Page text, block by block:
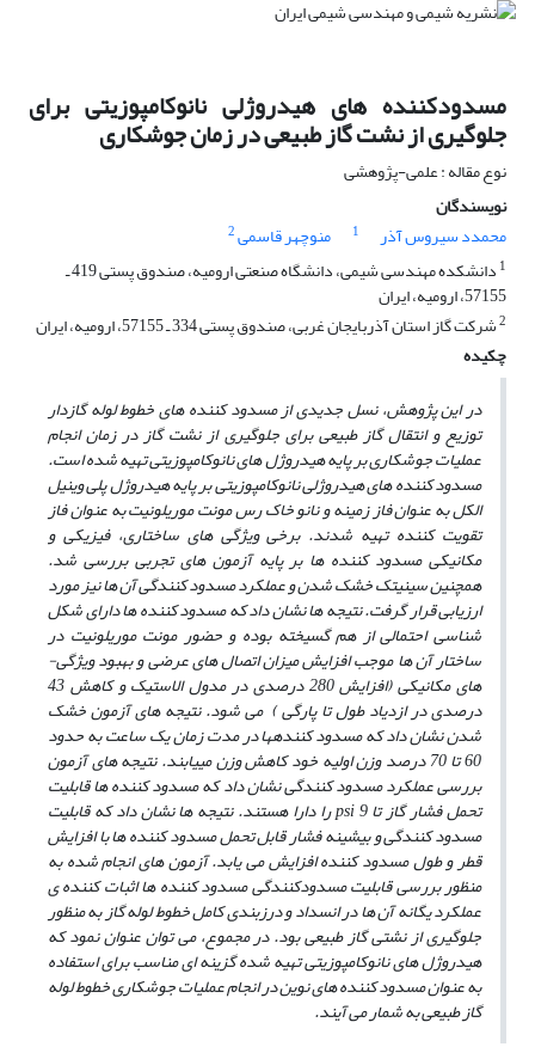
مسدودکننده های هیدروژلی نانوکامپوزیتی برای
جلوگیری از نشت گاز طبیعی در زمان جوشکاری
نوع مقاله : علمی-پژوهشی
نویسندگان
محمدد سیروس آذر
1 منوچهر قاسمی2
1
دانشکده مهندسی شیمی، دانشگاه صنعتی ارومیه، صندوق پستی 419 ـ
57155، ارومیه، ایران
2شرکت گاز استان آذربایجان غربی، صندوق پستی 334 ـ 57155، ارومیه، ایران
چکیده
در این پژوهش، نسل جدیدی از مسدود کننده­ های خطوط لوله گازدار
توزیع و انتقال گاز طبیعی برای جلوگیری از نشت گاز در زمان انجام
عملیات جوشکاری بر پایه هیدروژل­ های نانوکامپوزیتی تهیه شده است.
مسدود کننده­ های هیدروژلی نانوکامپوزیتی بر پایه هیدروژل پلی وینیل
الکل به عنوان فاز زمینه و نانو خاک رسمونت موریلونیت به عنوان فاز
تقویت کننده تهیه شدند. برخی ویژگی­ های ساختاری، فیزیکی و
مکانیکی مسدود کننده­ ها بر پایه آزمون ­های تجربی بررسی شد.
همچنین سینیتک خشک شدن و عملکرد مسدود کنندگی آن­ ها نیز مورد
ارزیابی قرار گرفت. نتیجه­ ها نشان داد که مسدود کننده­ ها دارای شکل
شناسی احتمالی از هم گسیخته بوده و حضور مونت موریلونیت در
ساختار آن­ ها موجب افزایش میزان اتصال­ های عرضی و بهبود ویژگی­
های مکانیکی (افزایش 280 درصدی در مدول الاستیک و کاهش 43
درصدی در ازدیاد طول تا پارگی ) می­ شود. نتیجه­ هایآزمون خشک
شدن نشان داد که مسدود کننده­ها در مدت زمان یک ساعت به حدود
60 تا 70 درصد وزن اولیه خود کاهش وزن می­یابند. نتیجه­ های آزمون
بررسی عملکرد مسدود کنندگی نشان داد که مسدود کننده­ ها قابلیت
تحملفشار گاز تا psi9 را دارا هستند. نتیجه­ ها نشان داد که قابلیت
مسدود کنندگی و بیشینه فشار قابل تحمل مسدود کننده­ هابا افزایش
قطر و طول مسدود کننده افزایش می ­یابد. آزمون ­های انجام شده به
منظور بررسی قابلیت مسدودکنندگی مسدود کننده­ ها اثبات کننده ­ی
عملکرد یگانه آن­ ها در انسداد و درزبندی کامل خطوط لوله گاز به منظور
جلوگیری از نشتی گاز طبیعی بود. در مجموع، می ­توان عنوان نمود که
هیدروژل­ های نانوکامپوزیتی تهیه شده گزینه ­ای مناسب برای استفاده
به عنوان مسدود کننده ­های نوین در انجام عملیات جوشکاری خطوط لوله
گاز طبیعی به شمار می ­آیند.